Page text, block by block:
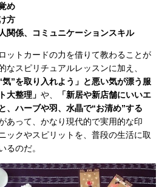
め
方
関係、コミュニケーションスキル
ットカードの力を借りて教わることが
なスピリチュアルレッスンに加え、
気”を取り入れよう」と悪い気が漂う服
大整理」 や、
「新居や新店舗にいいエ
、ハーブや羽、水晶で“お清め”する
あって、かなり現代的で実用的な印
ックやスピリットを、普段の生活に取
るのだ。